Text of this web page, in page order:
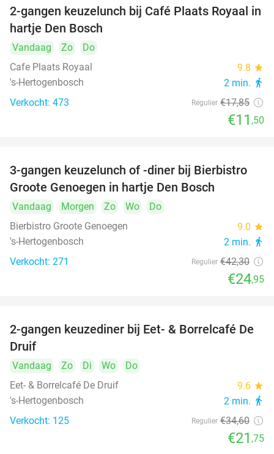
36%
2-gangen keuzelunch bij Café Plaats Royaal in
hartje Den Bosch
Vandaag Zo
Do
Cafe Plaats Royaal
9.8 star
's-Hertogenbosch 2 min. directions_walk
Verkocht: 473 Regulier €17,85
€11 ,50
41%
3-gangen keuzelunch of -diner bij Bierbistro
Groote Genoegen in hartje Den Bosch
Vandaag Morgen Zo Wo
Do
Bierbistro Groote Genoegen
9.0 star
's-Hertogenbosch 2 min. directions_walk
Verkocht: 271 Regulier €42,30
€24,95
37%
2-gangen keuzediner bij Eet- & Borrelcafé De
Druif
Vandaag Zo Di Wo
Do
Eet- & Borrelcafé De Druif
9.6 star
's-Hertogenbosch 2 min. directions_walk
Verkocht: 125 Regulier €34,60
€21 ,75